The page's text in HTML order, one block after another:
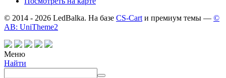
© 2014 - 2026 LedBalka. На базе CS-Cart и премиум темы — ©
AB: UniTheme2
Меню
Найти